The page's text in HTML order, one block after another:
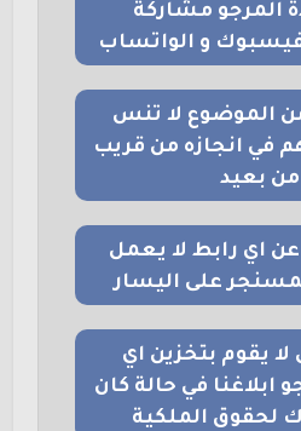
المرجو مشاركة
و الواتساب
الموضوع لا تنس
في انجازه من قريب
من بعيد
عن اي رابط لا يعمل
على اليسار
لا يقوم بتخزين اي
ابلاغنا في حالة كان
لحقوق الملكية